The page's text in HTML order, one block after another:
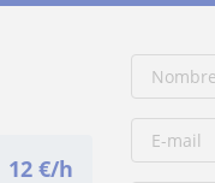
12 €/h